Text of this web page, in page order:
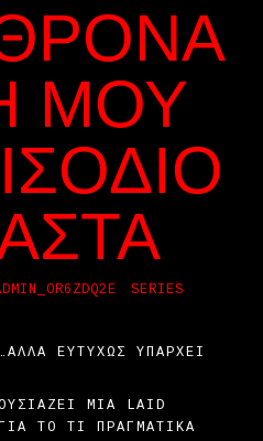
ΜΟΥ
SERIES
ΕΥΤΥΧΏΣ ΥΠΆΡΧΕΙ
ΜΙΑ LAID
ΓΙΑ ΤΟ ΤΙ ΠΡΑΓΜΑΤΙΚΆ